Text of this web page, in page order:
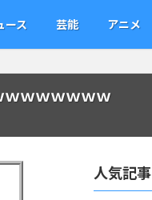
ース 芸能 アニメ
ｗｗｗｗｗｗ
人気記事